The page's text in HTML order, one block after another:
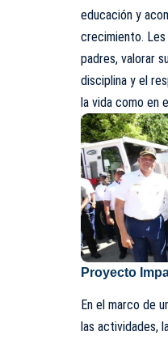
educación y
crecimiento. Les
padres, valorar
disciplina y el
la vida como en
Proyecto
En el marco de
las actividades,